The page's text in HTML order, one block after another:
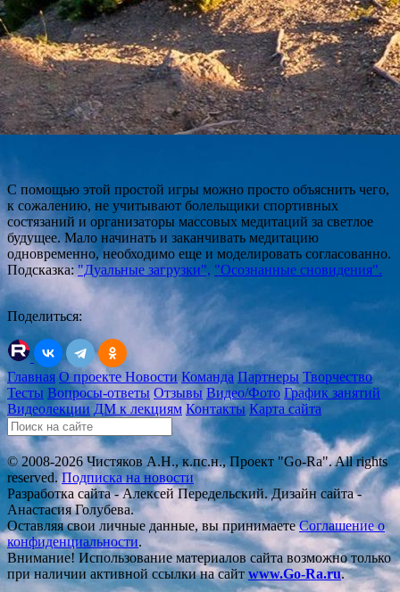
С помощью этой простой игры можно просто объяснить чего,
к сожалению, не учитывают болельщики спортивных
состязаний и организаторы массовых медитаций за светлое
будущее. Мало начинать и заканчивать медитацию
одновременно, необходимо еще и моделировать согласованно.
Подсказка:"Дуальные загрузки", "Осознанные сновидения".
Поделиться:
Главная О проекте Новости Команда Партнеры Творчество
Тесты Вопросы-ответы Отзывы Видео/Фото График занятий
Видеолекции ДМ к лекциям Контакты Карта сайта
© 2008-2026 Чистяков А.Н., к.пс.н., Проект "Go-Ra". All rights
reserved.Подписка на новости
Разработка сайта - Алексей Передельский. Дизайн сайта -
Анастасия Голубева.
Оставляя свои личные данные, вы принимаетеСоглашение о
конфиденциальности.
Внимание! Использование материалов сайта возможно только
при наличии активной ссылки на сайт www.Go-Ra.ru.